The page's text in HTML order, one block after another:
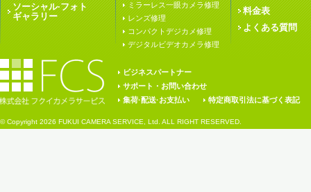
ソーシャル·フォト
ギャラリー
ミラーレス一眼カメラ修理
レンズ修理
コンパクトデジカメ修理
デジタルビデオカメラ修理
料金表
よくある質問
ビジネスパートナー
サポート・お問い合わせ
集荷·配送·お支払い
特定商取引法に基づく表記
© Copyright 2026 FUKUI CAMERA SERVICE, Ltd. ALL RIGHT RESERVED.